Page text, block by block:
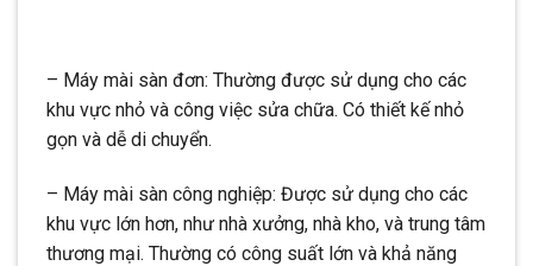
– Máy mài sàn đơn: Thường được sử dụng cho các
khu vực nhỏ và công việc sửa chữa. Có thiết kế nhỏ
gọn và dễ di chuyển.
– Máy mài sàn công nghiệp: Được sử dụng cho các
khu vực lớn hơn, như nhà xưởng, nhà kho, và trung tâm
thương mại. Thường có công suất lớn và khả năng